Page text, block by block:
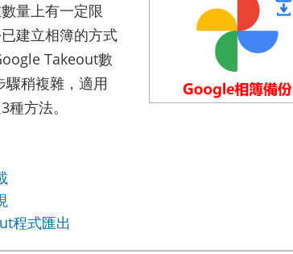
量上有一定限
建立相簿的方式
Takeout數
稍複雜，適用
方法。
程式匯出